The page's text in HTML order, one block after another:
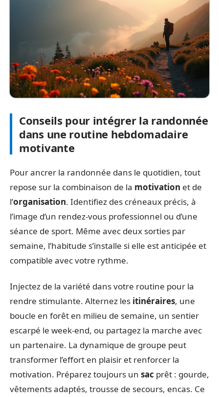
Conseils pour intégrer la randonnée
dans une routine hebdomadaire
motivante
Pour ancrer la randonnée dans le quotidien, tout
repose sur la combinaison de la motivation et de
l’organisation. Identifiez des créneaux précis, à
l’image d’un rendez-vous professionnel ou d’une
séance de sport. Même avec deux sorties par
semaine, l’habitude s’installe si elle est anticipée et
compatible avec votre rythme.
Injectez de la variété dans votre routine pour la
rendre stimulante. Alternez les itinéraires, une
boucle en forêt en milieu de semaine, un sentier
escarpé le week-end, ou partagez la marche avec
un partenaire. La dynamique de groupe peut
transformer l’effort en plaisir et renforcer la
motivation. Préparez toujours un sac prêt : gourde,
vêtements adaptés, trousse de secours, encas. Ce